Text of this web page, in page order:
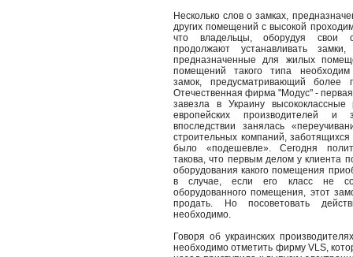
Несколько слов о замках,
других помещений с высокой
что владельцы, оборудуя
продолжают устанавливать
предназначенные для жилых
помещений такого типа
замок, предусматривающий более
Отечественная фирма "Модус" -
завезла в Украину
европейских производителей
впоследствии занялась
строительных компаний,
было «подешевле». Сегодня
такова, что первым делом у клиента
оборудования какого помещения
в случае, если его класс не
оборудованного помещения, этот
продать. Но посоветовать
необходимо.
Говоря об украинских
необходимо отметить фирму VLS,